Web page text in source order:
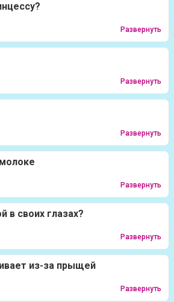
Развернуть
Развернуть
Развернуть
Развернуть
в своих глазах?
Развернуть
из-за прыщей
Развернуть